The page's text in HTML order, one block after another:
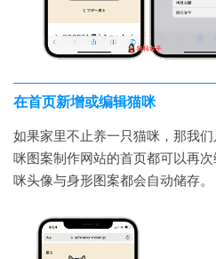
在首页新增或编辑猫咪
如果家里不止养一只猫咪，那我
咪图案制作网站的首页都可以再
咪头像与身形图案都会自动储存。